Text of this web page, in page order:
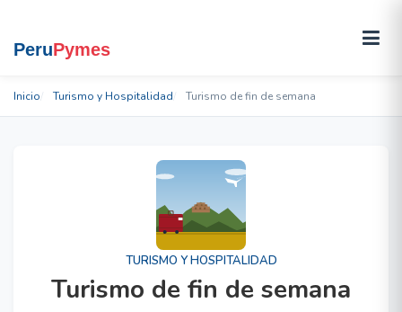
Inicio Turismo y Hospitalidad Turismo de fin de semana
TURISMO Y HOSPITALIDAD
Turismo de fin de semana